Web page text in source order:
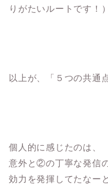
りがたいルートです！）
以上が、「５つの共通
個人的に感じたのは、
意外と②の丁寧な発信
効力を発揮してたなー